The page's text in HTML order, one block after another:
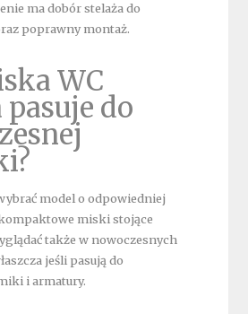
ma dobór stelaża do
poprawny montaż.
WC
pasuje do
model o odpowiedniej
miski stojące
także w nowoczesnych
jeśli pasują do
i armatury.